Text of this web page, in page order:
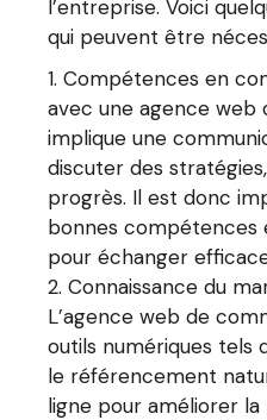
l’entreprise. Voici
qui peuvent être
Compétences en
avec une agence web
implique une
discuter des
progrès. Il est donc
bonnes compétences
pour échanger
Connaissance du
L’agence web de
outils numériques tels
le référencement
ligne pour améliorer